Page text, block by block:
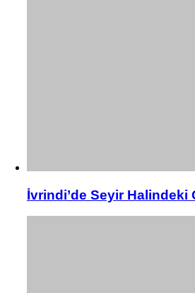
İvrindi’de Seyir Halindeki